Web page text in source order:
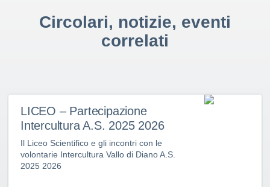
Circolari, notizie, eventi
correlati
LICEO – Partecipazione
Intercultura A.S. 2025 2026
Il Liceo Scientifico e gli incontri con le
volontarie Intercultura Vallo di Diano A.S.
2025 2026